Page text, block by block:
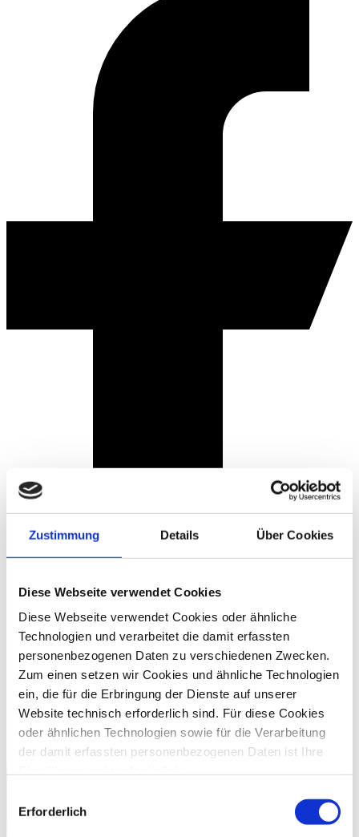
Zustimmung Details Über Cookies
Diese Webseite verwendet Cookies
Diese Webseite verwendet Cookies oder ähnliche
Technologien und verarbeitet die damit erfassten
personenbezogenen Daten zu verschiedenen Zwecken.
Zum einen setzen wir Cookies und ähnliche Technologien
ein, die für die Erbringung der Dienste auf unserer
Website technisch erforderlich sind. Für diese Cookies
oder ähnlichen Technologien sowie für die Verarbeitung
der damit erfassten personenbezogenen Daten ist Ihre
mit Ihrer ausdrücklichen Einwilligung einsetzen und die
Erforderlich